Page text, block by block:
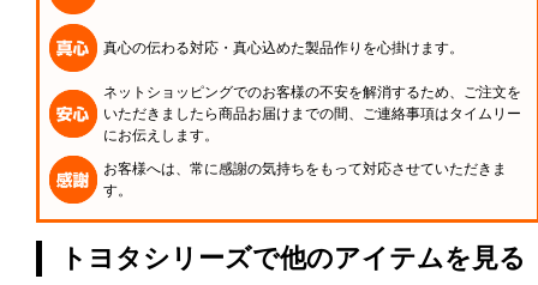
真心の伝わる対応・真心込めた製品作りを心掛けます。
ネットショッピングでのお客様の不安を解消するため、ご注文を
いただきましたら商品お届けまでの間、ご連絡事項はタイムリー
にお伝えします。
お客様へは、常に感謝の気持ちをもって対応させていただきま
す。
トヨタシリーズで他のアイテムを見る